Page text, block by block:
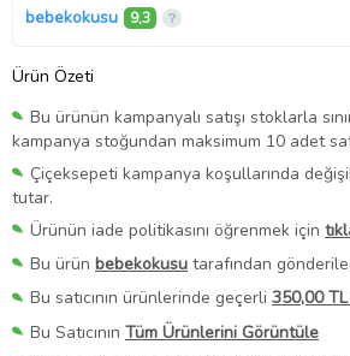
bebekokusu 9,3
Ürün Özeti
Bu ürünün kampanyalı satışı stoklarla
kampanya stoğundan maksimum 10 adet
Çiçeksepeti kampanya koşullarında
tutar.
Ürünün iade politikasını öğrenmek için
Bu ürün bebekokusu tarafından
Bu satıcının ürünlerinde geçerli 350,00
Bu Satıcının Tüm Ürünlerini Görüntüle